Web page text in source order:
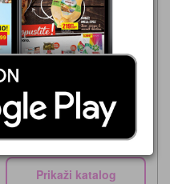
Lidl
44,99 din
laško
Prikaži katalog